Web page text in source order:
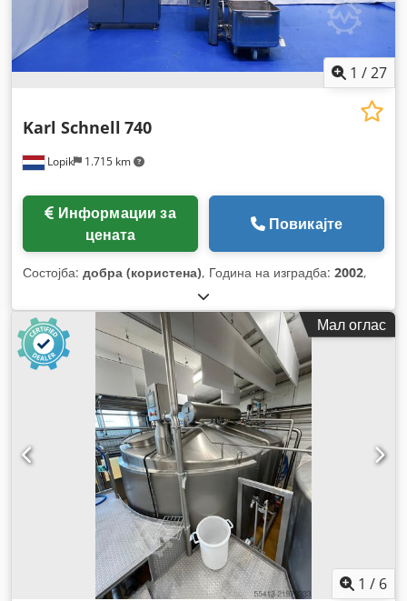
1 /27
Lopik 1.715 km
Karl Schnell 740
цената
Повикајте
Состојба: добра (користена), Година на изградба: 2002,
Мал оглас
1 / 6